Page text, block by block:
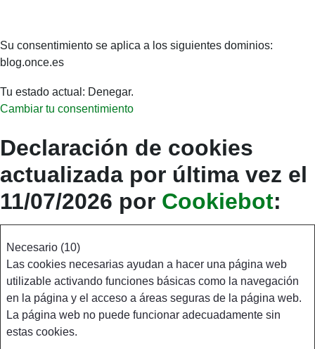
Su consentimiento se aplica a los siguientes dominios:
blog.once.es
Tu estado actual: Denegar.
Cambiar tu consentimiento
Declaración de cookies
actualizada por última vez el
11/07/2026 por Cookiebot:
Necesario (10)
Las cookies necesarias ayudan a hacer una página web
utilizable activando funciones básicas como la navegación
en la página y el acceso a áreas seguras de la página web.
La página web no puede funcionar adecuadamente sin
estas cookies.